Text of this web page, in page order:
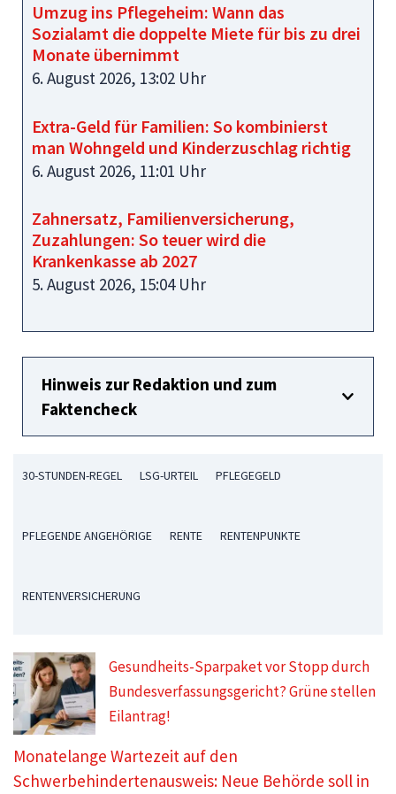
Umzug ins Pflegeheim: Wann das
Sozialamt die doppelte Miete für bis zu drei
Monate übernimmt
6. August 2026, 13:02 Uhr
Extra-Geld für Familien: So kombinierst
man Wohngeld und Kinderzuschlag richtig
6. August 2026, 11:01 Uhr
Zahnersatz, Familienversicherung,
Zuzahlungen: So teuer wird die
Krankenkasse ab 2027
5. August 2026, 15:04 Uhr
Hinweis zur Redaktion und zum
Faktencheck
30-STUNDEN-REGEL LSG-URTEIL PFLEGEGELD
PFLEGENDE ANGEHÖRIGE RENTE RENTENPUNKTE
RENTENVERSICHERUNG
Gesundheits-Sparpaket vor Stopp durch
Bundesverfassungsgericht? Grüne stellen
Eilantrag!
Monatelange Wartezeit auf den
Schwerbehindertenausweis: Neue Behörde soll in